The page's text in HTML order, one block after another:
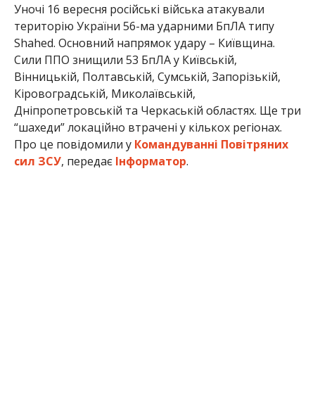
Уночі 16 вересня російські війська атакували
територію України 56-ма ударними БпЛА типу
Shahed. Основний напрямок удару – Київщина.
Сили ППО знищили 53 БпЛА у Київській,
Вінницькій, Полтавській, Сумській, Запорізькій,
Кіровоградській, Миколаївській,
Дніпропетровській та Черкаській областях. Ще три
“шахеди” локаційно втрачені у кількох регіонах.
Про це повідомили у Командуванні Повітряних
сил ЗСУ, передає Інформатор.